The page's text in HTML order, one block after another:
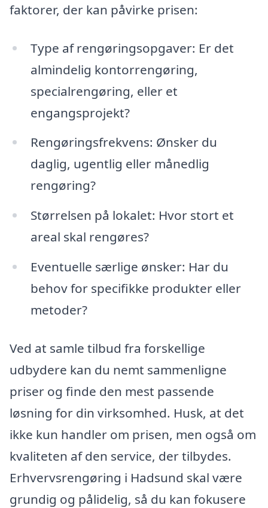
faktorer, der kan påvirke prisen:
Type af rengøringsopgaver: Er det
almindelig kontorrengøring,
specialrengøring, eller et
engangsprojekt?
Rengøringsfrekvens: Ønsker du
daglig, ugentlig eller månedlig
rengøring?
Størrelsen på lokalet: Hvor stort et
areal skal rengøres?
Eventuelle særlige ønsker: Har du
behov for specifikke produkter eller
metoder?
Ved at samle tilbud fra forskellige
udbydere kan du nemt sammenligne
priser og finde den mest passende
løsning for din virksomhed. Husk, at det
ikke kun handler om prisen, men også om
kvaliteten af den service, der tilbydes.
Erhvervsrengøring i Hadsund skal være
grundig og pålidelig, så du kan fokusere